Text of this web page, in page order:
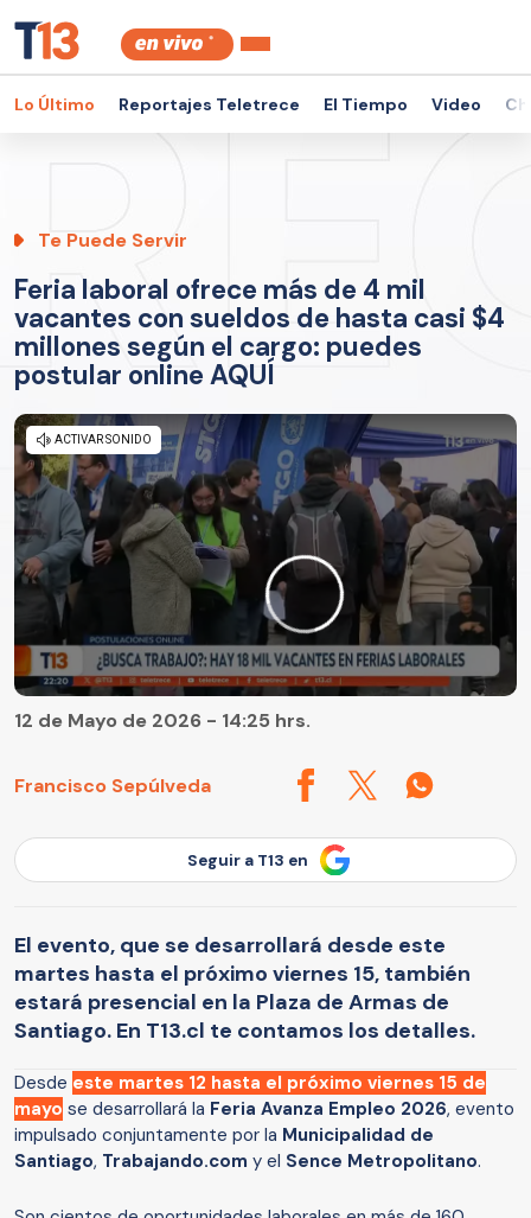
Lo Último Reportajes Teletrece El Tiempo Video
Te Puede Servir
Feria laboral ofrece más de 4 mil
vacantes con sueldos de hasta casi $4
millones según el cargo: puedes
postular online AQUÍ
Francisco Sepúlveda
12 de Mayo de 2026 - 14:25 hrs.
Seguir a T13 en
El evento, que se desarrollará desde este
martes hasta el próximo viernes 15, también
estará presencial en la Plaza de Armas de
Santiago. En T13.cl te contamos los detalles.
Desde este martes 12 hasta el próximo viernes 15 de
mayo se desarrollará la Feria Avanza Empleo 2026, evento
impulsado conjuntamente por la Municipalidad de
Santiago, Trabajando.com y el Sence Metropolitano.